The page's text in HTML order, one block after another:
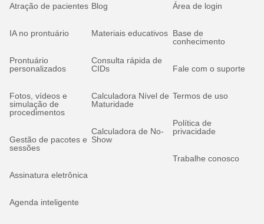
Atração de pacientes
IA no prontuário
Prontuário
personalizados
Fotos, vídeos e
simulação de
procedimentos
Gestão de pacotes e
sessões
Assinatura eletrônica
Agenda inteligente
Blog
Materiais educativos
Consulta rápida de
CIDs
Calculadora Nível de
Maturidade
Calculadora de No-
Show
Área de login
Base de
conhecimento
Fale com o suporte
Termos de uso
Política de
privacidade
Trabalhe conosco